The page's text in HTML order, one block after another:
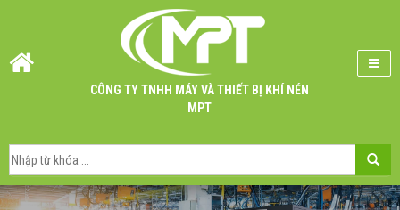
CÔNG TY TNHH MÁY VÀ THIẾT BỊ KHÍ NÉN
MPT